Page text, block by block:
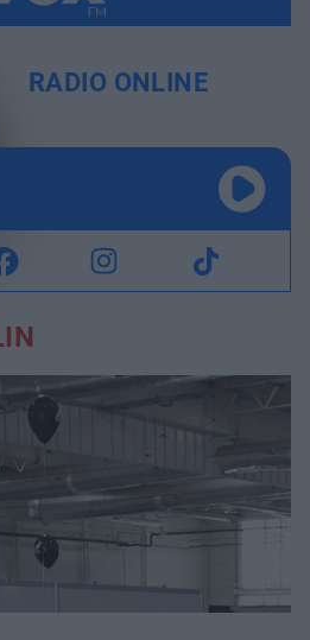
RADIO ONLINE